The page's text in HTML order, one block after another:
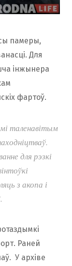
памеры,
Для
інжынера
фартоў.
таленавітым
для рэзкі
з акопа і
Раней
У архіве